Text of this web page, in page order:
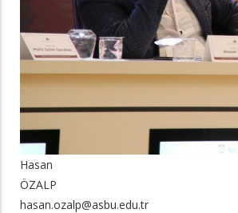
Hasan
ÖZALP
hasan.ozalp@asbu.edu.tr